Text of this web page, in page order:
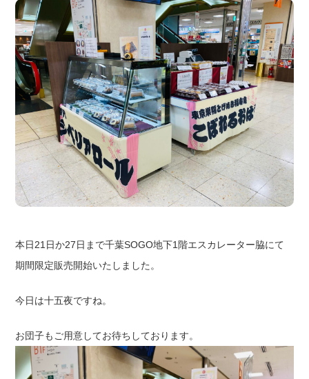
本日21日か27日まで千葉SOGO地下1階エスカレーター脇にて
期間限定販売開始いたしました。
今日は十五夜ですね。
お団子もご用意してお待ちしております。